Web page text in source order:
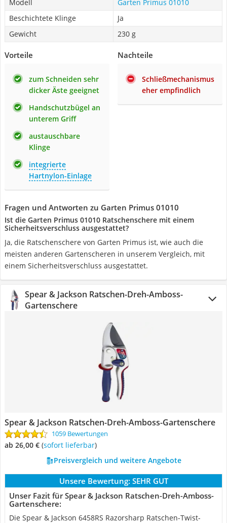
Modell
Garten Primus 01010
Beschichtete Klinge
Ja
Gewicht
230 g
Vorteile
zum Schneiden sehr
dicker Äste geeignet
Handschutzbügel an
unterem Griff
austauschbare
Klinge
integrierte
Hartnylon-Einlage
Nachteile
Schließmechanismus
eher empfindlich
Fragen und Antworten zu Garten Primus 01010
Ist die Garten Primus 01010 Ratschenschere mit einem
Sicherheitsverschluss ausgestattet?
Ja, die Ratschenschere von Garten Primus ist, wie auch die
meisten anderen Gartenscheren in unserem Vergleich, mit
einem Sicherheitsverschluss ausgestattet.
Spear & Jackson Ratschen-Dreh-Amboss-
Gartenschere
Spear & Jackson Ratschen-Dreh-Amboss-Gartenschere
1059 Bewertungen
ab 26,00 € ( Sofort lieferbar)
Preisvergleich und weitere Angebote
Unsere Bewertung: SEHR GUT
Unser Fazit für Spear & Jackson Ratschen-Dreh-Amboss-
Gartenschere:
Die Spear & Jackson 6458RS Razorsharp Ratschen-Twist-